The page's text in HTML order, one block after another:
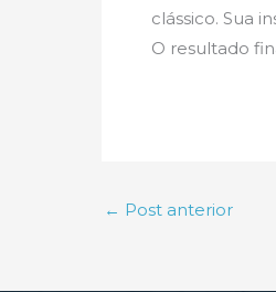
clássico. Sua
O resultado
← Post anterior